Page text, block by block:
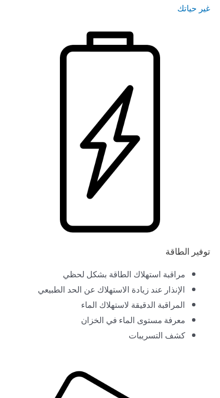
غير حياتك
توفير الطاقة
مراقبة استهلاك الطاقة بشكل لحظي
الإنذار عند زيادة الاستهلاك عن الحد الطبيعي
المراقبة الدقيقة لاستهلاك الماء
معرفة مستوى الماء في الخزان
كشف التسريبات